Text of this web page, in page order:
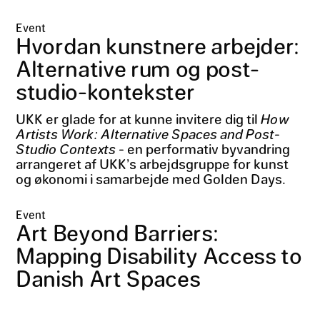
Event
Hvordan kunstnere arbejder:
Alternative rum og post-
studio-kontekster
UKK er glade for at kunne invitere dig til How
Artists Work: Alternative Spaces and Post-
Studio Contexts- en performativ byvandring
arrangeret af UKK’s arbejdsgruppe for kunst
og økonomi i samarbejde med Golden Days.
Event
Art Beyond Barriers:
Mapping Disability Access to
Danish Art Spaces